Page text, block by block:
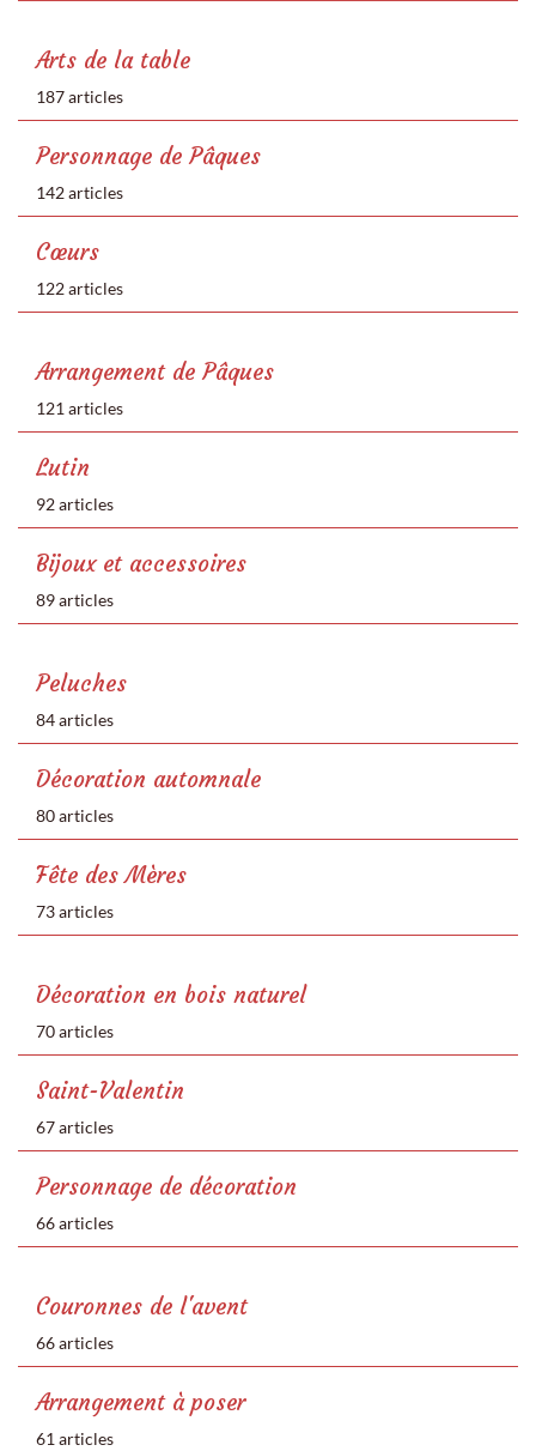
Arts de la table
187 articles
Personnage de Pâques
142 articles
Cœurs
122 articles
Arrangement de Pâques
121 articles
Lutin
92 articles
Bijoux et accessoires
89 articles
Peluches
84 articles
Décoration automnale
80 articles
Fête des Mères
73 articles
Décoration en bois naturel
70 articles
Saint-Valentin
67 articles
Personnage de décoration
66 articles
Couronnes de l'avent
66 articles
Arrangement à poser
61 articles